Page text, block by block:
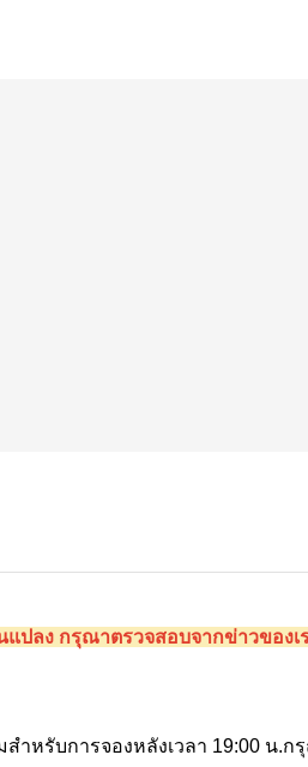
แปลง กรุณาตรวจสอบจากข่าวของเ
หรับการจองหลังเวลา 19:00 น.